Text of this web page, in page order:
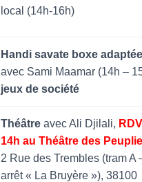
local (14h-16h)
Handi savate boxe adaptée
avec Sami Maamar (14h –
jeux de société
Théâtre avec Ali Djilali,
14h au Théâtre des
2 Rue des Trembles (tram A
arrêt « La Bruyère »), 38100